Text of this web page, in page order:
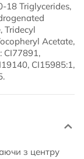
18 Triglycerides,
Tridecyl
Acetate,
CI77891,
CI15985:1,
з центру